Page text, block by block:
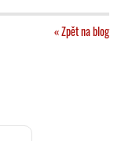
« Zpět na blog